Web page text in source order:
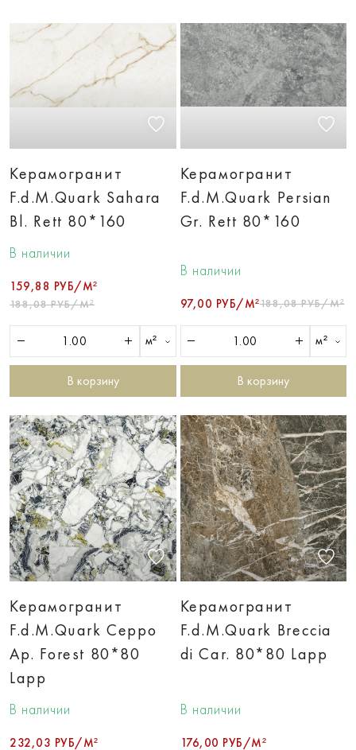
Керамогранит
F.d.M.Quark Sahara
Bl. Rett 80*160
В наличии
159,88 РУБ/М²
188,08 РУБ/М²
м²
В корзину
Керамогранит
F.d.M.Quark Persian
Gr. Rett 80*160
В наличии
97,00 РУБ/М²188,08 РУБ/М²
м²
В корзину
Керамогранит
F.d.M.Quark Ceppo
Ap. Forest 80*80
Lapp
В наличии
232,03 РУБ/М²
Керамогранит
F.d.M.Quark Breccia
di Car. 80*80 Lapp
В наличии
176,00 РУБ/М²